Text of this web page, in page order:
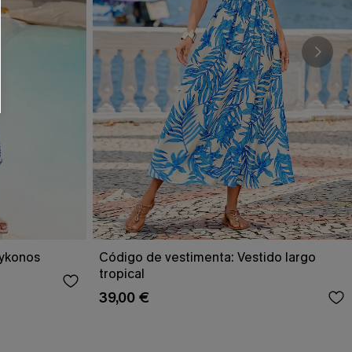
Código de vestimenta: Vestido largo
tropical
39,00 €
formulario, usted acepta nuestros
, y además acepta recibir correos
de Cupshe en cualquier momento del
y ofertas adaptados a su perfil.